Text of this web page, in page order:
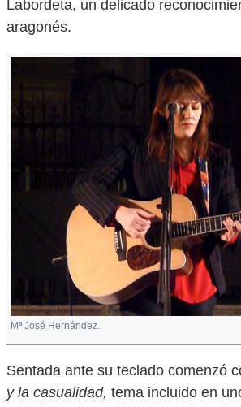
Labordeta, un delicado
aragonés.
Mª José Hernández.
Sentada ante su teclado comenzó
y la casualidad, tema incluido en